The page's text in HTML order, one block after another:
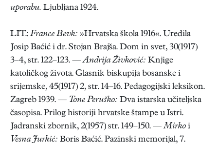
uporabu. Ljubljana 1924.
LIT.: France Bevk: »Hrvatska škola 1916«. Uredila
Josip Baćić i dr. Stojan Brajša. Dom in svet, 30(1917)
3–4, str. 122–123. —Andrija Živković: Knjige
katoličkog života. Glasnik biskupija bosanske i
srijemske, 45(1917) 2, str. 14–16. Pedagogijski leksikon.
Zagreb 1939. — Tone Peruško: Dva istarska učiteljska
časopisa. Prilog historiji hrvatske štampe u Istri.
Jadranski zbornik, 2(1957) str. 149–150. —Mirko i
Vesna Jurkić: Boris Baćić. Pazinski memorijal, 7.